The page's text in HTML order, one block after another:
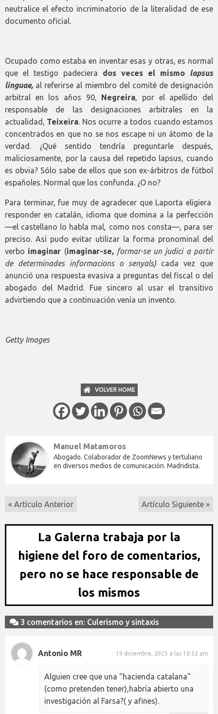
neutralice el efecto incriminatorio de la literalidad de ese
documento oficial.
Ocupado como estaba en inventar esas y otras, es normal
que el testigo padeciera dos veces el mismo lapsus
linguae, al referirse al miembro del comité de designación
arbitral en los años 90, Negreira, por el apellido del
responsable de las designaciones arbitrales en la
actualidad, Teixeira. Nos ocurre a todos cuando estamos
concentrados en que no se nos escape ni un átomo de la
verdad. ¿Qué sentido tendría preguntarle después,
maliciosamente, por la causa del repetido lapsus, cuando
es obvia? Sólo sabe de ellos que son ex-árbitros de fútbol
españoles. Normal que los confunda. ¿O no?
Para terminar, fue muy de agradecer que Laporta eligiera
responder en catalán, idioma que domina a la perfección
—el castellano lo habla mal, como nos consta—, para ser
preciso. Así pudo evitar utilizar la forma pronominal del
verbo imaginar (imaginar-se, formar-se un judici a partir
de determinades informacions o senyals) cada vez que
anunció una respuesta evasiva a preguntas del fiscal o del
abogado del Madrid. Fue sincero al usar el transitivo
advirtiendo que a continuación venía un invento.
Getty Images
VOLVER HOME
Manuel Matamoros
Abogado. Colaborador de ZoomNews y tertuliano
en diversos medios de comunicación. Madridista.
« Artículo Anterior Artículo Siguiente »
La Galerna trabaja por la
higiene del foro de comentarios,
pero no se hace responsable de
los mismos
3 comentarios en: Culerismo y sintaxis
Antonio MR 19 diciembre, 2025 a las 10:52 am
Alguien cree que una "hacienda catalana"
(como pretenden tener),habría abierto una
investigación al Farsa?( y afines).